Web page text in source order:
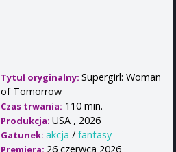
Tytuł oryginalny: Supergirl: Woman
of Tomorrow
Czas trwania: 110 min.
Produkcja: USA , 2026
Gatunek: akcja / fantasy
Premiera: 26 czerwca 2026